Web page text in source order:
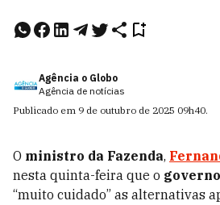
Agência o Globo
Agência de notícias
Publicado em 9 de outubro de 2025 09h40.
O ministro da Fazenda,
nesta quinta-feira que o governo
“muito cuidado” as alternativas